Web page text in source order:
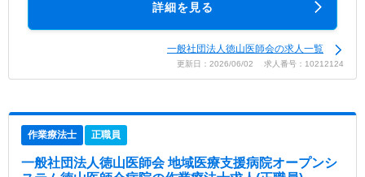
詳細を見る
一般社団法人徳山医師会の求人一覧
更新日：2026/06/02 求人番号：10212124
作業療法士 正職員
一般社団法人徳山医師会 地域医療支援病院オープンシ